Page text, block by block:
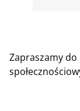
Zapraszamy